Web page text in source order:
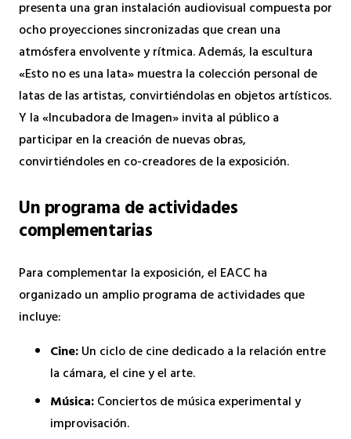
presenta una gran instalación audiovisual compuesta por
ocho proyecciones sincronizadas que crean una
atmósfera envolvente y rítmica. Además, la escultura
«Esto no es una lata» muestra la colección personal de
latas de las artistas, convirtiéndolas en objetos artísticos.
Y la «Incubadora de Imagen» invita al público a
participar en la creación de nuevas obras,
convirtiéndoles en co-creadores de la exposición.
Un programa de actividades
complementarias
Para complementar la exposición, el EACC ha
organizado un amplio programa de actividades que
incluye:
Cine:Un ciclo de cine dedicado a la relación entre
la cámara, el cine y el arte.
Música:Conciertos de música experimental y
improvisación.